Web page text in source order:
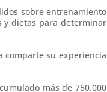
sobre entrenamiento
y dietas para determinar
comparte su experiencia
más de 750,000